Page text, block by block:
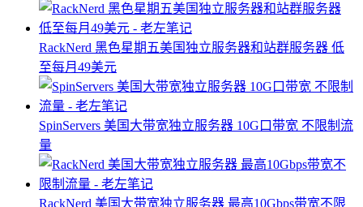
RackNerd 黑色星期五美国独立服务器和站群服务器 低
至每月49美元
SpinServers 美国大带宽独立服务器 10G口带宽 不限制流
量
RackNerd 美国大带宽独立服务器 最高10Gbps带宽不限